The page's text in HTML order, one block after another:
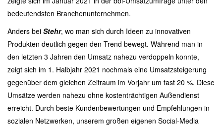
bedeutendsten Branchenunternehmen.
Anders bei Stehr, wo man sich durch Ideen zu innovativen
Produkten deutlich gegen den Trend bewegt. Während man in
den letzten 3 Jahren den Umsatz nahezu verdoppeln konnte,
zeigt sich im 1. Halbjahr 2021 nochmals eine Umsatzsteigerung
gegenüber dem gleichen Zeitraum im Vorjahr um fast 20 %. Diese
Umsätze werden nahezu ohne kostenträchtigen Außendienst
erreicht. Durch beste Kundenbewertungen und Empfehlungen in
sozialen Netzwerken, unserem großen eigenen Social-Media